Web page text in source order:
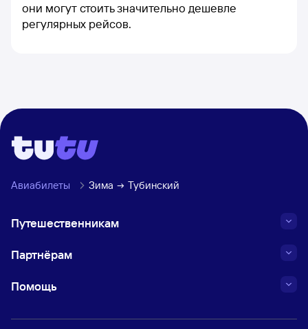
они могут стоить значительно дешевле
регулярных рейсов.
Авиабилеты Зима Тубинский
Путешественникам
Партнёрам
Помощь